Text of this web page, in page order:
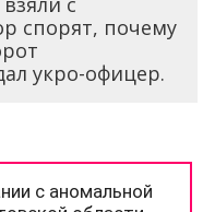
спорят, почему
укро-офицер.